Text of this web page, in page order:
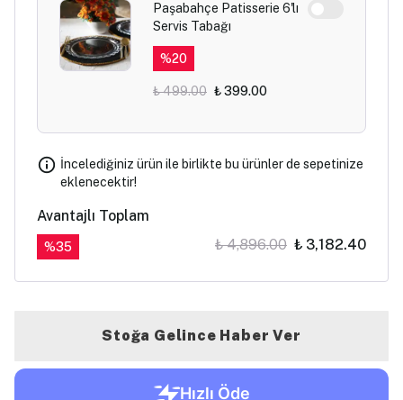
Paşabahçe Patisserie 6'lı
Servis Tabağı
%20
₺ 499.00 ₺ 399.00
İncelediğiniz ürün ile birlikte bu ürünler de sepetinize
eklenecektir!
Avantajlı Toplam
%35 ₺ 4,896.00 ₺ 3,182.40
Stoğa Gelince Haber Ver